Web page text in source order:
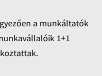
a munkáltatók
1+1